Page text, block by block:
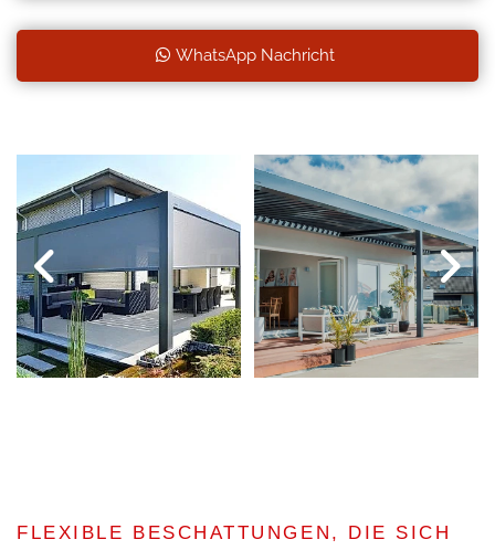
WhatsApp Nachricht
FLEXIBLE BESCHATTUNGEN, DIE SICH